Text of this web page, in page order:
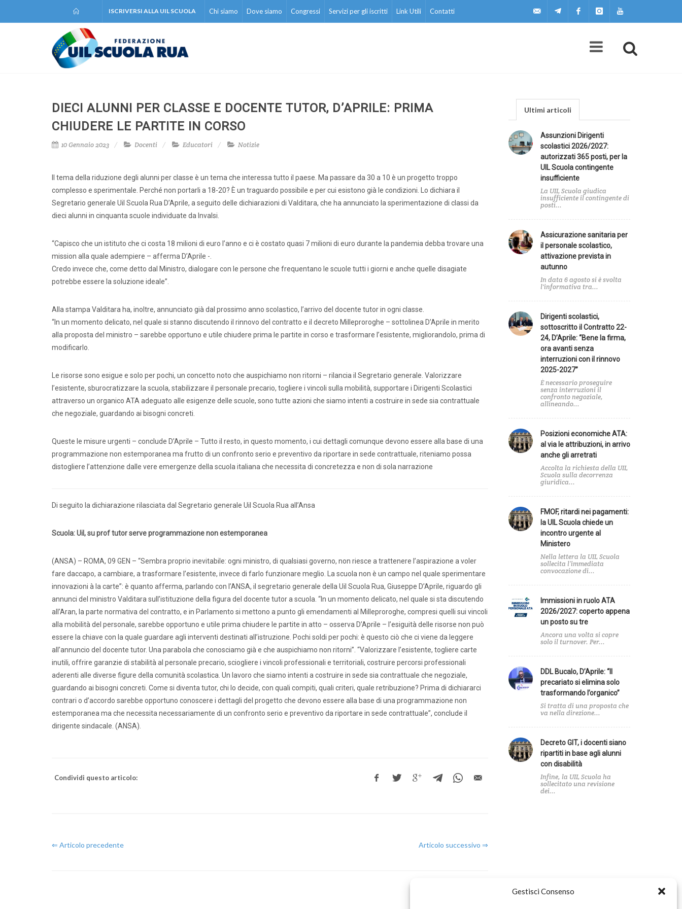
Gestisci Consenso
ISCRIVERSI ALLA UIL SCUOLA Chi siamo Dove siamo Congressi Servizi per gli iscritti Link Utili Contatti
Comunicati stampa Rassegna stampa Scuola d’oggi Agenda
Docenti Sostegno Educatori Personale ATA
Dirigenti scolastici Uil Scuola Esteri
Alternanza Scuola Lavoro Scuola digitale Europa
L’Esperto Opinione Espero Previdenza
Galleria Video Web TV
Scuola Martinetti IRASE
DIECI ALUNNI PER CLASSE E DOCENTE TUTOR, D’APRILE: PRIMA
CHIUDERE LE PARTITE IN CORSO
10 Gennaio 2023 Docenti Educatori Notizie
Il tema della riduzione degli alunni per classe è un tema che interessa tutto il paese. Ma passare da 30 a 10 è un progetto troppo
complesso e sperimentale. Perché non portarli a 18-20? È un traguardo possibile e per cui esistono già le condizioni. Lo dichiara il
Segretario generale Uil Scuola Rua D’Aprile, a seguito delle dichiarazioni di Valditara, che ha annunciato la sperimentazione di classi da
dieci alunni in cinquanta scuole individuate da Invalsi.
“Capisco che un istituto che ci costa 18 milioni di euro l’anno e ci è costato quasi 7 milioni di euro durante la pandemia debba trovare una
mission alla quale adempiere – afferma D’Aprile -.
Credo invece che, come detto dal Ministro, dialogare con le persone che frequentano le scuole tutti i giorni e anche quelle disagiate
potrebbe essere la soluzione ideale”.
Alla stampa Valditara ha, inoltre, annunciato già dal prossimo anno scolastico, l’arrivo del docente tutor in ogni classe.
“In un momento delicato, nel quale si stanno discutendo il rinnovo del contratto e il decreto Milleproroghe – sottolinea D’Aprile in merito
alla proposta del ministro – sarebbe opportuno e utile chiudere prima le partite in corso e trasformare l’esistente, migliorandolo, prima di
modificarlo.
Le risorse sono esigue e solo per pochi, un concetto noto che auspichiamo non ritorni – rilancia il Segretario generale. Valorizzare
l’esistente, sburocratizzare la scuola, stabilizzare il personale precario, togliere i vincoli sulla mobilità, supportare i Dirigenti Scolastici
attraverso un organico ATA adeguato alle esigenze delle scuole, sono tutte azioni che siamo intenti a costruire in sede sia contrattuale
che negoziale, guardando ai bisogni concreti.
Queste le misure urgenti – conclude D’Aprile – Tutto il resto, in questo momento, i cui dettagli comunque devono essere alla base di una
programmazione non estemporanea ma frutto di un confronto serio e preventivo da riportare in sede contrattuale, riteniamo possa
distogliere l’attenzione dalle vere emergenze della scuola italiana che necessita di concretezza e non di sola narrazione
Di seguito la dichiarazione rilasciata dal Segretario generale Uil Scuola Rua all’Ansa
Scuola: Uil, su prof tutor serve programmazione non estemporanea
(ANSA) – ROMA, 09 GEN – “Sembra proprio inevitabile: ogni ministro, di qualsiasi governo, non riesce a trattenere l’aspirazione a voler
fare daccapo, a cambiare, a trasformare l’esistente, invece di farlo funzionare meglio. La scuola non è un campo nel quale sperimentare
innovazioni à la carte”: è quanto afferma, parlando con l’ANSA, il segretario generale della Uil Scuola Rua, Giuseppe D’Aprile, riguardo gli
annunci del ministro Valditara sull’istituzione della figura del docente tutor a scuola. “In un momento delicato, nel quale si sta discutendo
all’Aran, la parte normativa del contratto, e in Parlamento si mettono a punto gli emendamenti al Milleproroghe, compresi quelli sui vincoli
alla mobilità del personale, sarebbe opportuno e utile prima chiudere le partite in atto – osserva D’Aprile – l’esiguità delle risorse non può
essere la chiave con la quale guardare agli interventi destinati all’istruzione. Pochi soldi per pochi: è questo ciò che ci viene da leggere
all’annuncio del docente tutor. Una parabola che conosciamo già e che auspichiamo non ritorni”. “Valorizzare l’esistente, togliere carte
inutili, offrire garanzie di stabilità al personale precario, sciogliere i vincoli professionali e territoriali, costruire percorsi professionali
aderenti alle diverse figure della comunità scolastica. Un lavoro che siamo intenti a costruire in sede sia contrattuale che negoziale,
guardando ai bisogni concreti. Come si diventa tutor, chi lo decide, con quali compiti, quali criteri, quale retribuzione? Prima di dichiararci
contrari o d’accordo sarebbe opportuno conoscere i dettagli del progetto che devono essere alla base di una programmazione non
estemporanea ma che necessita necessariamente di un confronto serio e preventivo da riportare in sede contrattuale”, conclude il
dirigente sindacale. (ANSA).
Condividi questo articolo:
⇐ Articolo precedente Articolo successivo ⇒
Ultimi articoli
Assunzioni Dirigenti
scolastici 2026/2027:
autorizzati 365 posti, per la
UIL Scuola contingente
insufficiente
La UIL Scuola giudica
insufficiente il contingente di
posti...
Assicurazione sanitaria per
il personale scolastico,
attivazione prevista in
autunno
In data 6 agosto si è svolta
l'informativa tra...
Dirigenti scolastici,
sottoscritto il Contratto 22-
24, D’Aprile: “Bene la firma,
ora avanti senza
interruzioni con il rinnovo
2025-2027”
È necessario proseguire
senza interruzioni il
confronto negoziale,
allineando...
Posizioni economiche ATA:
al via le attribuzioni, in arrivo
anche gli arretrati
Accolta la richiesta della UIL
Scuola sulla decorrenza
giuridica...
FMOF, ritardi nei pagamenti:
la UIL Scuola chiede un
incontro urgente al
Ministero
Nella lettera la UIL Scuola
sollecita l’immediata
convocazione di...
Immissioni in ruolo ATA
2026/2027: coperto appena
un posto su tre
Ancora una volta si copre
solo il turnover. Per...
DDL Bucalo, D’Aprile: “Il
precariato si elimina solo
trasformando l’organico”
Si tratta di una proposta che
va nella direzione...
Decreto GIT, i docenti siano
ripartiti in base agli alunni
con disabilità
Infine, la UIL Scuola ha
sollecitato una revisione
dei...